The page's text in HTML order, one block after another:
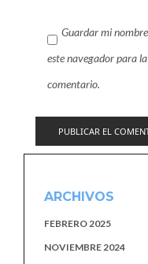
Guardar mi
este navegador para
comentario.
ARCHIVOS
FEBRERO 2025
NOVIEMBRE 2024